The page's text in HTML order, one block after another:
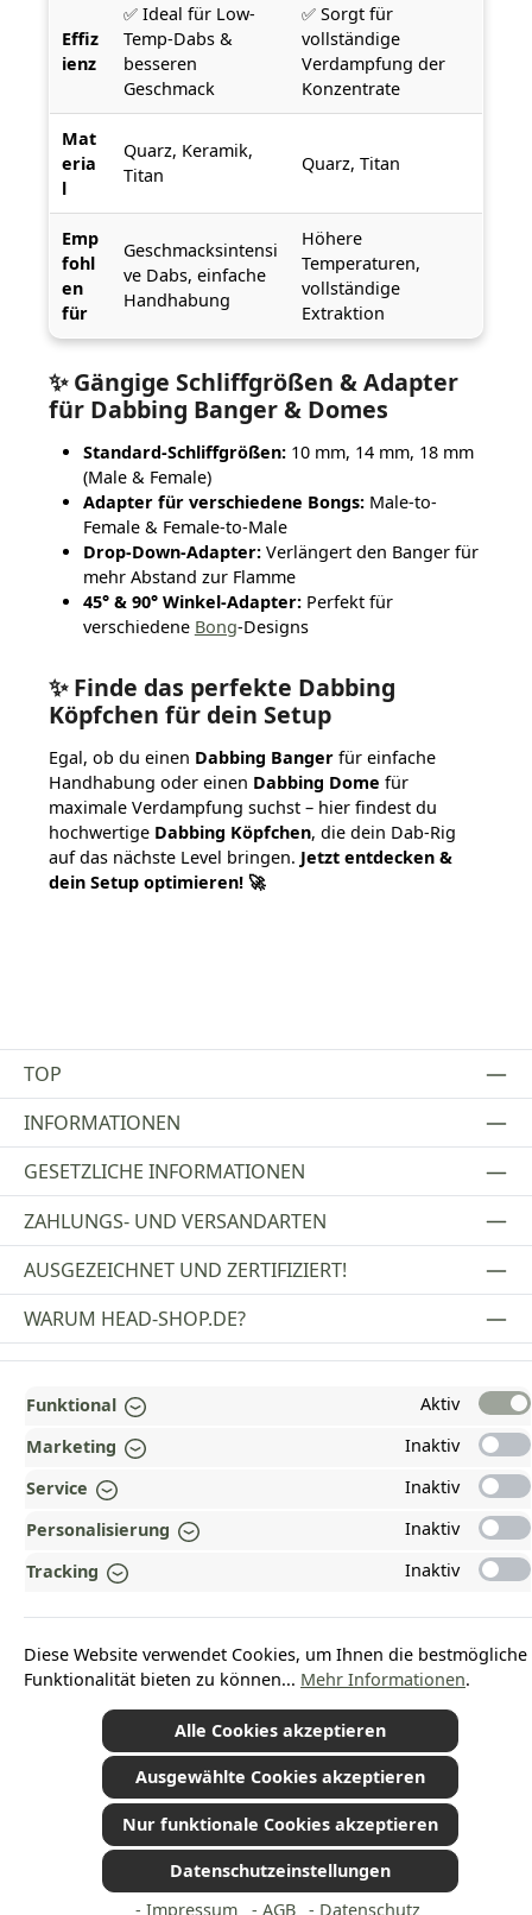
Effiz
ienz
✅ Ideal für Low-
Temp-Dabs &
besseren
Geschmack
✅ Sorgt für
vollständige
Verdampfung der
Konzentrate
Mat
eria
l
Quarz, Keramik,
Titan
Quarz, Titan
Emp
fohl
en
für
Geschmacksintensi
ve Dabs, einfache
Handhabung
Höhere
Temperaturen,
vollständige
Extraktion
✨ Gängige Schliffgrößen & Adapter
für Dabbing Banger & Domes
Standard-Schliffgrößen:10 mm, 14 mm, 18 mm
(Male & Female)
Adapter für verschiedene Bongs:Male-to-
Female & Female-to-Male
Drop-Down-Adapter:Verlängert den Banger für
mehr Abstand zur Flamme
45° & 90° Winkel-Adapter:Perfekt für
verschiedene Bong-Designs
✨ Finde das perfekte Dabbing
Köpfchen für dein Setup
Egal, ob du einen Dabbing Banger für einfache
Handhabung oder einen Dabbing Dome für
maximale Verdampfung suchst – hier findest du
hochwertige Dabbing Köpfchen, die dein Dab-Rig
auf das nächste Level bringen. Jetzt entdecken &
dein Setup optimieren! 🚀
TOP
INFORMATIONEN
GESETZLICHE INFORMATIONEN
ZAHLUNGS- UND VERSANDARTEN
AUSGEZEICHNET UND ZERTIFIZIERT!
WARUM HEAD-SHOP.DE?
UNSERE COMMUNITIES
Nachnahmegebühren, wenn nicht anders angegeben.
Funktional
Aktiv
Marketing
Inaktiv
Service
Inaktiv
Personalisierung
Inaktiv
Tracking
Inaktiv
Diese Website verwendet Cookies, um Ihnen die bestmögliche
Funktionalität bieten zu können... Mehr Informationen.
Alle Cookies akzeptieren
Ausgewählte Cookies akzeptieren
Nur funktionale Cookies akzeptieren
Datenschutzeinstellungen
- Impressum
- AGB - Datenschutz